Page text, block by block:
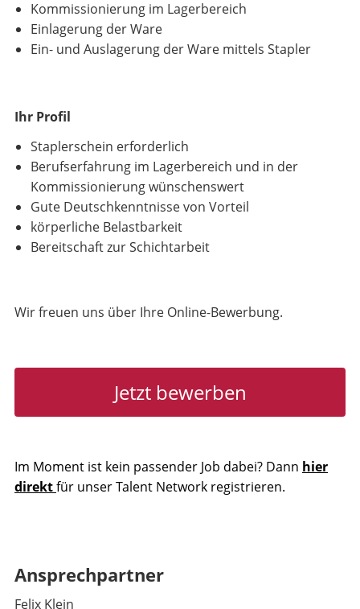
Kommissionierung im Lagerbereich
Einlagerung der Ware
Ein- und Auslagerung der Ware mittels Stapler
Ihr Profil
Staplerschein erforderlich
Berufserfahrung im Lagerbereich und in der
Kommissionierung wünschenswert
Gute Deutschkenntnisse von Vorteil
körperliche Belastbarkeit
Bereitschaft zur Schichtarbeit
Wir freuen uns über Ihre Online-Bewerbung.
Jetzt bewerben
Im Moment ist kein passender Job dabei? Dann hier
direktfür unser Talent Network registrieren.
Ansprechpartner
Felix Klein